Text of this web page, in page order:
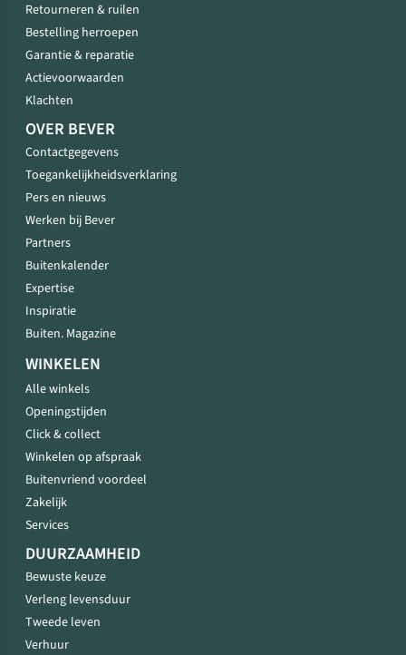
Retourneren & ruilen
Bestelling herroepen
Garantie & reparatie
Actievoorwaarden
Klachten
OVER BEVER
Contactgegevens
Toegankelijkheidsverklaring
Pers en nieuws
Werken bij Bever
Partners
Buitenkalender
Expertise
Inspiratie
Buiten. Magazine
WINKELEN
Alle winkels
Openingstijden
Click & collect
Winkelen op afspraak
Buitenvriend voordeel
Zakelijk
Services
DUURZAAMHEID
Bewuste keuze
Verleng levensduur
Tweede leven
Verhuur